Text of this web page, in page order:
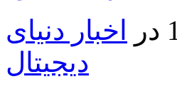
اخبار دنیای
دیجیتال